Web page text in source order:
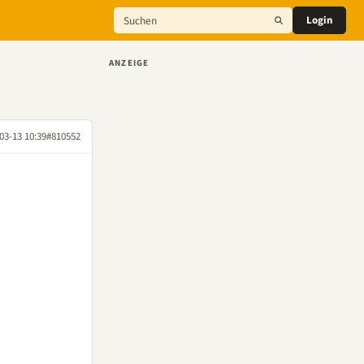
Login
13 10:39#810552
ANZEIGE